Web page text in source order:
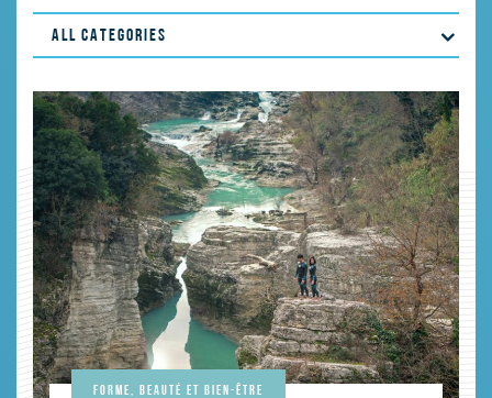
ALL CATEGORIES
Forme, beauté et bien-être